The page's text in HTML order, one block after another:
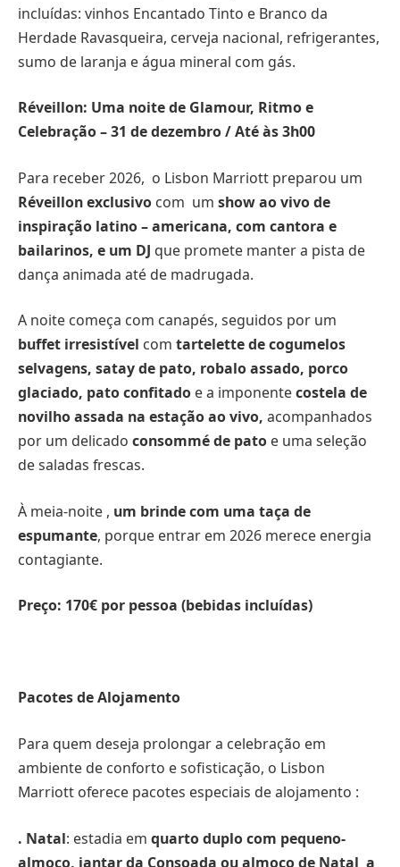
incluídas: vinhos Encantado Tinto e Branco da
Herdade Ravasqueira, cerveja nacional, refrigerantes,
sumo de laranja e água mineral com gás.
Réveillon: Uma noite de Glamour, Ritmo e
Celebração – 31 de dezembro / Até às 3h00
Para receber 2026, o Lisbon Marriott preparou um
Réveillon exclusivo com um show ao vivo de
inspiração latino – americana, com cantora e
bailarinos, e um DJ que promete manter a pista de
dança animada até de madrugada.
A noite começa com canapés, seguidos por um
buffet irresistível com tartelette de cogumelos
selvagens, satay de pato, robalo assado, porco
glaciado, pato confitado e a imponentecostela de
novilho assada na estação ao vivo, acompanhados
por um delicado consommé de pato e uma seleção
de saladas frescas.
À meia-noite , um brinde com uma taça de
espumante, porque entrar em 2026 merece energia
contagiante.
Preço: 170€ por pessoa (bebidas incluídas)
Pacotes de Alojamento
Para quem deseja prolongar a celebração em
ambiente de conforto e sofisticação, o Lisbon
Marriott oferece pacotes especiais de alojamento :
. Natal: estadia em quarto duplo com pequeno-
almoço, jantar da Consoada ou almoço de Natal a